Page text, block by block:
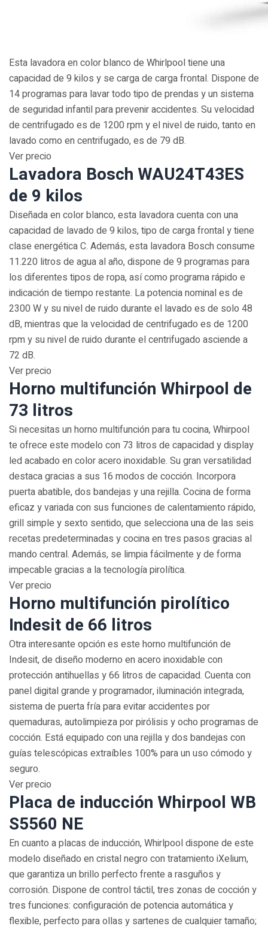
Esta lavadora en color blanco de Whirlpool tiene una
capacidad de 9 kilos y se carga de carga frontal. Dispone de
14 programas para lavar todo tipo de prendas y un sistema
de seguridad infantil para prevenir accidentes. Su velocidad
de centrifugado es de 1200 rpm y el nivel de ruido, tanto en
lavado como en centrifugado, es de 79 dB.
Ver precio
Lavadora Bosch WAU24T43ES
de 9 kilos
Diseñada en color blanco, esta lavadora cuenta con una
capacidad de lavado de 9 kilos, tipo de carga frontal y tiene
clase energética C. Además, esta lavadora Bosch consume
11.220 litros de agua al año, dispone de 9 programas para
los diferentes tipos de ropa, así como programa rápido e
indicación de tiempo restante. La potencia nominal es de
2300 W y su nivel de ruido durante el lavado es de solo 48
dB, mientras que la velocidad de centrifugado es de 1200
rpm y su nivel de ruido durante el centrifugado asciende a
72 dB.
Ver precio
Horno multifunción Whirpool de
73 litros
Si necesitas un horno multifunción para tu cocina, Whirpool
te ofrece este modelo con 73 litros de capacidad y display
led acabado en color acero inoxidable. Su gran versatilidad
destaca gracias a sus 16 modos de cocción. Incorpora
puerta abatible, dos bandejas y una rejilla. Cocina de forma
eficaz y variada con sus funciones de calentamiento rápido,
grill simple y sexto sentido, que selecciona una de las seis
recetas predeterminadas y cocina en tres pasos gracias al
mando central. Además, se limpia fácilmente y de forma
impecable gracias a la tecnología pirolítica.
Ver precio
Horno multifunción pirolítico
Indesit de 66 litros
Otra interesante opción es este horno multifunción de
Indesit, de diseño moderno en acero inoxidable con
protección antihuellas y 66 litros de capacidad. Cuenta con
panel digital grande y programador, iluminación integrada,
sistema de puerta fría para evitar accidentes por
quemaduras, autolimpieza por pirólisis y ocho programas de
cocción. Está equipado con una rejilla y dos bandejas con
guías telescópicas extraíbles 100% para un uso cómodo y
seguro.
Ver precio
Placa de inducción Whirpool WB
S5560 NE
En cuanto a placas de inducción, Whirlpool dispone de este
modelo diseñado en cristal negro con tratamiento iXelium,
que garantiza un brillo perfecto frente a rasguños y
corrosión. Dispone de control táctil, tres zonas de cocción y
tres funciones: configuración de potencia automática y
flexible, perfecto para ollas y sartenes de cualquier tamaño;